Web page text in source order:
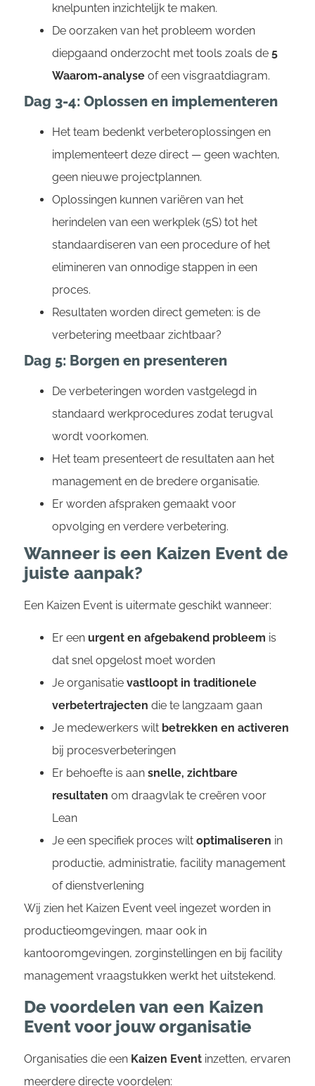
knelpunten inzichtelijk te maken.
De oorzaken van het probleem worden
diepgaand onderzocht met tools zoals de 5
Waarom-analyseof een visgraatdiagram.
Dag 3-4: Oplossen en implementeren
Het team bedenkt verbeteroplossingen en
implementeert deze direct — geen wachten,
geen nieuwe projectplannen.
Oplossingen kunnen variëren van het
herindelen van een werkplek (5S) tot het
standaardiseren van een procedure of het
elimineren van onnodige stappen in een
proces.
Resultaten worden direct gemeten: is de
verbetering meetbaar zichtbaar?
Dag 5: Borgen en presenteren
De verbeteringen worden vastgelegd in
standaard werkprocedures zodat terugval
wordt voorkomen.
Het team presenteert de resultaten aan het
management en de bredere organisatie.
Er worden afspraken gemaakt voor
opvolging en verdere verbetering.
Wanneer is een Kaizen Event de
juiste aanpak?
Een Kaizen Event is uitermate geschikt wanneer:
Er een urgent en afgebakend probleem is
dat snel opgelost moet worden
Je organisatie vastloopt in traditionele
verbetertrajecten die te langzaam gaan
Je medewerkers wilt betrekken en activeren
bij procesverbeteringen
Er behoefte is aan snelle, zichtbare
resultaten om draagvlak te creëren voor
Lean
Je een specifiek proces wilt optimaliseren in
productie, administratie, facility management
of dienstverlening
Wij zien het Kaizen Event veel ingezet worden in
productieomgevingen, maar ook in
kantooromgevingen, zorginstellingen en bij facility
management vraagstukken werkt het uitstekend.
De voordelen van een Kaizen
Event voor jouw organisatie
Organisaties die een Kaizen Eventinzetten, ervaren
meerdere directe voordelen: